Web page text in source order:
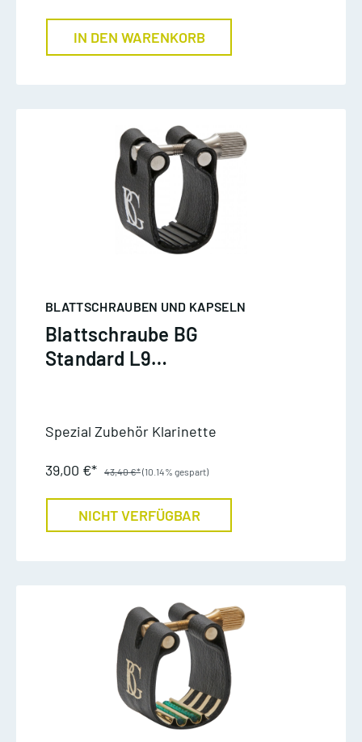
IN DEN WARENKORB
BLATTSCHRAUBEN UND KAPSELN
Blattschraube BG
Standard L9
Spezial Zubehör Klarinette
39,00 €* 43,40 €*(10.14% gespart)
NICHT VERFÜGBAR